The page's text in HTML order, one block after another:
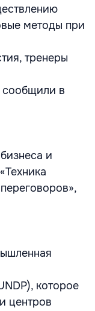
методы при
тренеры
сообщили в
и
которое
центров